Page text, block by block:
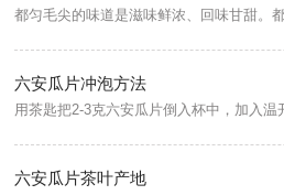
六安瓜片冲泡方法
六安瓜片茶叶产地